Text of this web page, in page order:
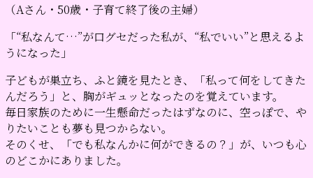
（Aさん・50歳・子育て終了後の主婦）
「“私なんて…”が口グセだった私が、“私でいい”と思えるよ
うになった」
子どもが巣立ち、ふと鏡を見たとき、「私って何をしてきた
んだろう」と、胸がギュッとなったのを覚えています。
毎日家族のために一生懸命だったはずなのに、空っぽで、や
りたいことも夢も見つからない。
そのくせ、「でも私なんかに何ができるの？」が、いつも心
のどこかにありました。